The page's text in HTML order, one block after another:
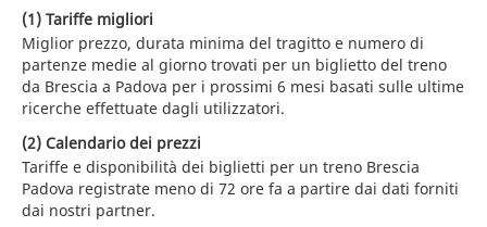
(1) Tariffe migliori
Miglior prezzo, durata minima del tragitto e numero di
partenze medie al giorno trovati per un biglietto del treno
da Brescia a Padova per i prossimi 6 mesi basati sulle ultime
ricerche effettuate dagli utilizzatori.
(2) Calendario dei prezzi
Tariffe e disponibilità dei biglietti per un treno Brescia
Padova registrate meno di 72 ore fa a partire dai dati forniti
dai nostri partner.